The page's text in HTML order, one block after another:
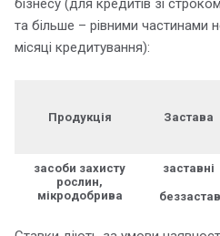
бізнесу (для кредитів зі
та більше – рівними частинами
місяці кредитування):
Продукція Застава
засоби захисту
рослин,
мікродобрива
заставні